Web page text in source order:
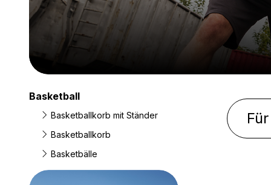
Basketball
Basketballkorb mit Ständer
Basketballkorb
Basketbälle